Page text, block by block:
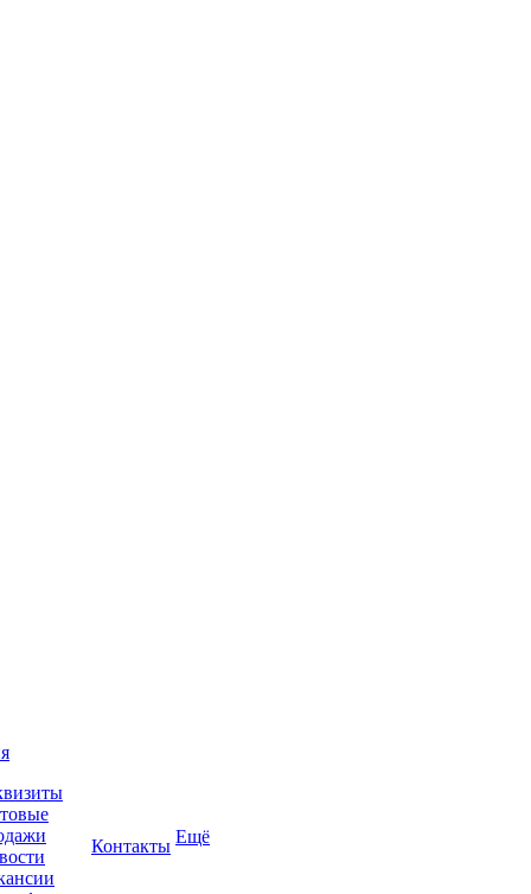
Контакты Ещё